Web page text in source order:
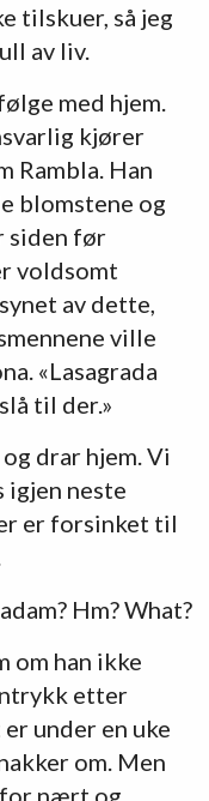
tilskuer, så jeg
av liv.
med hjem.
kjører
Rambla. Han
blomstene og
siden før
voldsomt
av dette,
ville
«Lasagrada
til der.»
drar hjem. Vi
igjen neste
er forsinket til
Hm? What?
om han ikke
etter
under en uke
om. Men
nært og